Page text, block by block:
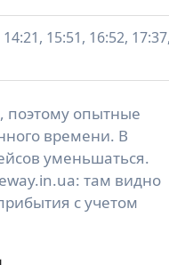
15:51, 16:52,
поэтому опытные
времени. В
уменьшаться.
там видно
с учетом